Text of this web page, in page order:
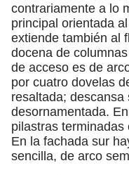
contrariamente a lo
principal orientada
extiende también al
docena de
de acceso es de
por cuatro dovelas
resaltada;
desornamentada.
pilastras
En la fachada sur
sencilla, de arco